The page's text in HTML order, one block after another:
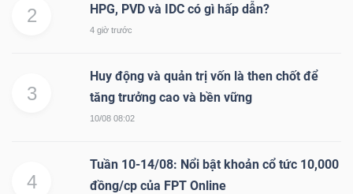
2 HPG, PVD và IDC có gì hấp dẫn?
4 giờ trước
3
Huy động và quản trị vốn là then chốt để
tăng trưởng cao và bền vững
10/08 08:02
4
Tuần 10-14/08: Nổi bật khoản cổ tức 10,000
đồng/cp của FPT Online
Đào
chính